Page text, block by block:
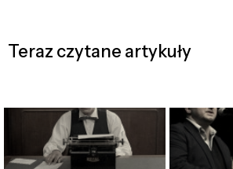
Teraz czytane artykuły